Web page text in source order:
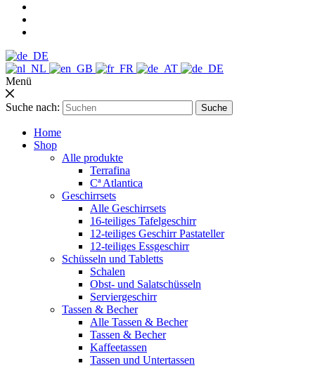
Menü
Suche nach: Suche
Home
Shop
Alle produkte
Terrafina
Cª Atlantica
Geschirrsets
Alle Geschirrsets
16-teiliges Tafelgeschirr
12-teiliges Geschirr Pastateller
12-teiliges Essgeschirr
Schüsseln und Tabletts
Schalen
Obst- und Salatschüsseln
Serviergeschirr
Tassen & Becher
Alle Tassen & Becher
Tassen & Becher
Kaffeetassen
Tassen und Untertassen